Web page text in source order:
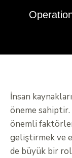
İnsan
öneme sahiptir.
önemli
geliştirmek ve
de büyük bir rol